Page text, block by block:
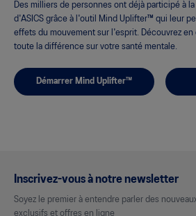
Des milliers de personnes ont déjà participé à
d'ASICS grâce à l'outil Mind Uplifter™ qui leur
effets du mouvement sur l'esprit. Découvrez
toute la différence sur votre santé mentale.
Démarrer Mind Uplifter™
Inscrivez-vous à notre newsletter
Soyez le premier à entendre parler des
exclusifs et offres en ligne